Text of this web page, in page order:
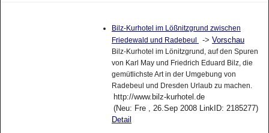
Bilz-Kurhotel im Lößnitzgrund zwischen
Friedewald und Radebeul
-> Vorschau
Bilz-Kurhotel im Lönitzgrund, auf den Spuren
von Karl May und Friedrich Eduard Bilz, die
gemütlichste Art in der Umgebung von
Radebeul und Dresden Urlaub zu machen.
http://www.bilz-kurhotel.de
(Neu: Fre , 26.Sep 2008 LinkID: 2185277)
Detail